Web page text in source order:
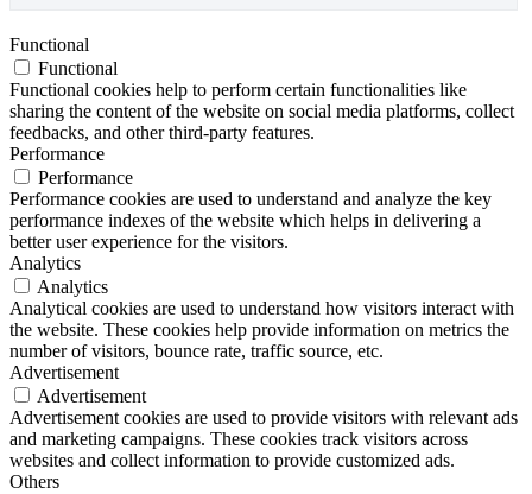
Functional
Functional
Functional cookies help to perform certain functionalities like
sharing the content of the website on social media platforms, collect
feedbacks, and other third-party features.
Performance
Performance
Performance cookies are used to understand and analyze the key
performance indexes of the website which helps in delivering a
better user experience for the visitors.
Analytics
Analytics
Analytical cookies are used to understand how visitors interact with
the website. These cookies help provide information on metrics the
number of visitors, bounce rate, traffic source, etc.
Advertisement
Advertisement
Advertisement cookies are used to provide visitors with relevant ads
and marketing campaigns. These cookies track visitors across
websites and collect information to provide customized ads.
Others